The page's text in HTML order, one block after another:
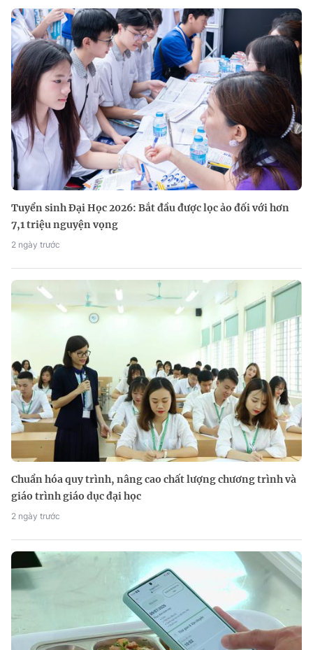
Tuyển sinh Đại Học 2026: Bắt đầu được lọc ảo đối với hơn
7,1 triệu nguyện vọng
2 ngày trước
Chuẩn hóa quy trình, nâng cao chất lượng chương trình và
giáo trình giáo dục đại học
2 ngày trước